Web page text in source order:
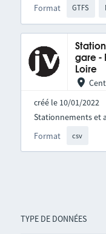
TYPE DE DONNÉES
Format GTFS
gare -
Loire
créé le 10/01/2022
Format csv
Stationnements et